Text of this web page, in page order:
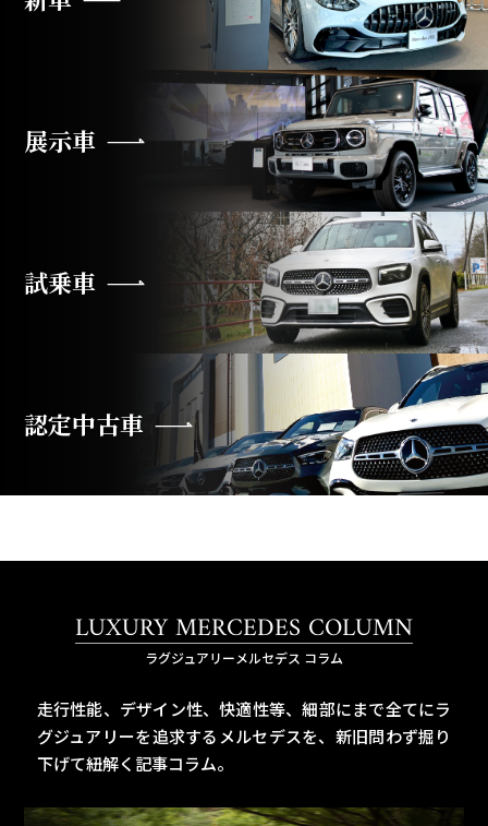
展示車
試乗車
認定中古車
LUXURY MERCEDES COLUMN
ラグジュアリーメルセデス コラム
走行性能、デザイン性、快適性等、細部にまで全てにラ
グジュアリーを追求するメルセデスを、 新旧問わず掘り
下げて紐解く記事コラム。